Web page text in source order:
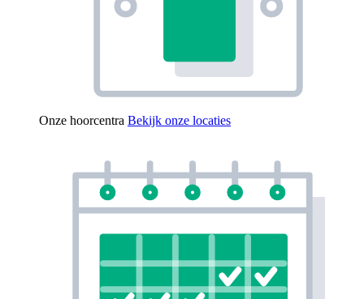
Onze hoorcentra Bekijk onze locaties